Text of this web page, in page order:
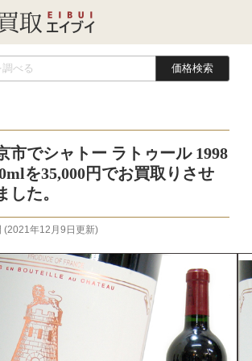
価格検索
市でシャトー ラトゥール 1998
を35,000円でお買取りさせ
した。
(2021年12月9日 更新)